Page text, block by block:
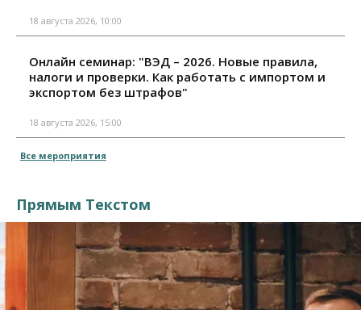
18 августа 2026, 10:00
Онлайн семинар: "ВЭД – 2026. Новые правила,
налоги и проверки. Как работать с импортом и
экспортом без штрафов"
18 августа 2026, 15:00
Все мероприятия
Прямым Текстом